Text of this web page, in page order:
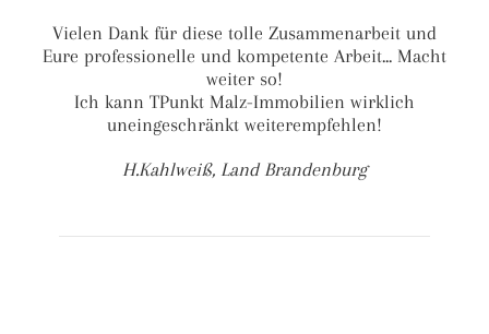
Vielen Dank für diese tolle Zusammenarbeit und
Eure professionelle und kompetente Arbeit... Macht
weiter so!
Ich kann TPunkt Malz-Immobilien wirklich
uneingeschränkt weiterempfehlen!
H.Kahlweiß, Land Brandenburg